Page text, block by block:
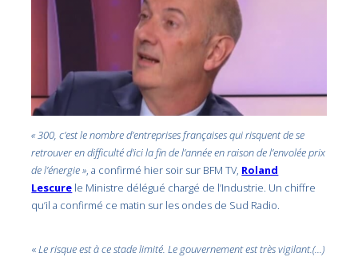
« 300, c’est le nombre d’entreprises françaises qui risquent de se
retrouver en difficulté d’ici la fin de l’année en raison de l’envolée prix
de l’énergie », a confirmé hier soir sur BFM TV, Roland
Lescure le Ministre délégué chargé de l’Industrie. Un chiffre
qu’il a confirmé ce matin sur les ondes de Sud Radio.
« Le risque est à ce stade limité. Le gouvernement est très vigilant.(…)